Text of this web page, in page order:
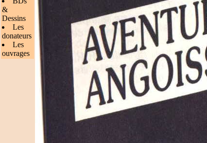
&
Dessins
Les
donateurs
Les
ouvrages